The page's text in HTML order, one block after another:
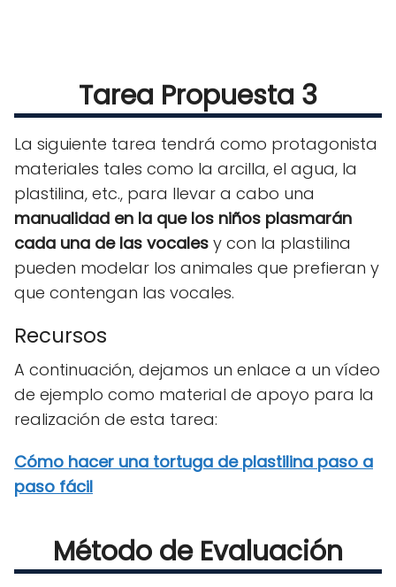
Tarea Propuesta 3
La siguiente tarea tendrá como protagonista
materiales tales como la arcilla, el agua, la
plastilina, etc., para llevar a cabo una
manualidad en la que los niños plasmarán
cada una de las vocales y con la plastilina
pueden modelar los animales que prefieran y
que contengan las vocales.
Recursos
A continuación, dejamos un enlace a un vídeo
de ejemplo como material de apoyo para la
realización de esta tarea:
Cómo hacer una tortuga de plastilina paso a
paso fácil
Método de Evaluación